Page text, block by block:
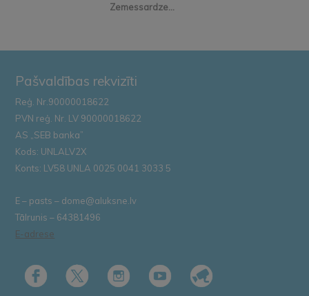
Zemessardze...
Pašvaldības rekvizīti
Reģ. Nr.90000018622
PVN reģ. Nr. LV 90000018622
AS „SEB banka”
Kods: UNLALV2X
Konts: LV58 UNLA 0025 0041 3033 5
E – pasts – dome@aluksne.lv
Tālrunis – 64381496
E-adrese